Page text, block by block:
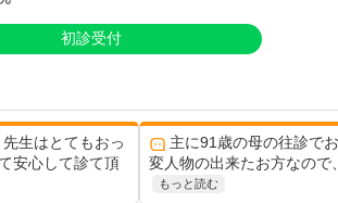
初診受付
生はとてもおっ
安心して診て頂
主に91歳の母の往診で
変人物の出来たお方なので
もっと読む